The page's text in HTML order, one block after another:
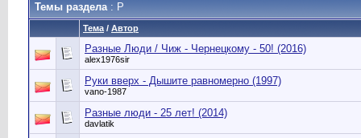
Темы раздела: Р
Тема / Автор
Разные Люди / Чиж - Чернецкому - 50! (2016)
alex1976sir
Руки вверх - Дышите равномерно (1997)
vano-1987
Разные люди - 25 лет! (2014)
davlatik